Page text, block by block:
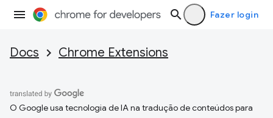
Fazer login
Docs Chrome Extensions
O Google usa tecnologia de IA na tradução de conteúdos para